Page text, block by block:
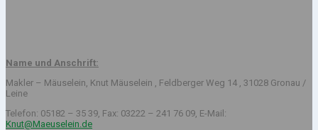
Name und Anschrift:
Makler – Mäuselein, Knut Mäuselein , Feldberger Weg 14 , 31028 Gronau /
Leine
Telefon: 05182 – 35 39, Fax: 03222 – 241 76 09, E-Mail:
Knut@Maeuselein.de